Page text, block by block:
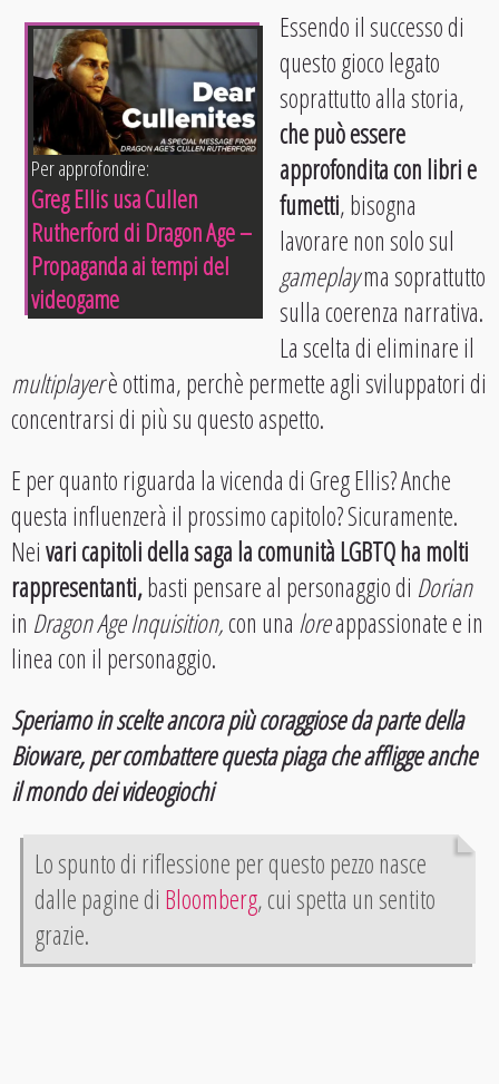
Per approfondire:
Greg Ellis usa Cullen
Rutherford di Dragon Age –
Propaganda ai tempi del
videogame
Essendo il successo di
questo gioco legato
soprattutto alla storia,
che può essere
approfondita con libri e
fumetti, bisogna
lavorare non solo sul
gameplayma soprattutto
sulla coerenza narrativa.
La scelta di eliminare il
multiplayerè ottima, perchè permette agli sviluppatori di
concentrarsi di più su questo aspetto.
E per quanto riguarda la vicenda di Greg Ellis? Anche
questa influenzerà il prossimo capitolo? Sicuramente.
Neivari capitoli della saga la comunità LGBTQ ha molti
rappresentanti,basti pensare al personaggio di Dorian
in Dragon Age Inquisition,con una loreappassionate e in
linea con il personaggio.
Speriamo in scelte ancora più coraggiose da parte della
Bioware, per combattere questa piaga che affligge anche
il mondo dei videogiochi
Lo spunto di riflessione per questo pezzo nasce
dalle pagine di Bloomberg, cui spetta un sentito
grazie.